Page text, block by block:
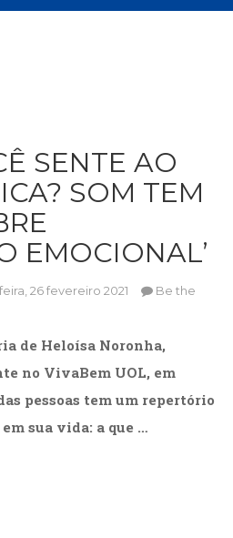
SENTE AO
SOM TEM
EMOCIONAL’
26 fevereiro 2021
Be the
de Heloísa Noronha,
no VivaBem UOL, em
pessoas tem um repertório
sua vida: a que …